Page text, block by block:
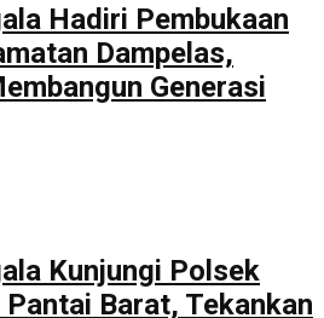
Hadiri Pembukaan
Dampelas,
Generasi
Kunjungi Polsek
Barat, Tekankan